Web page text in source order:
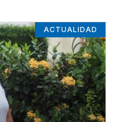
ACTUALIDAD